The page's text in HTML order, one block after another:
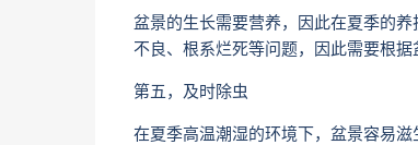
盆景的生长需要营养，因此在夏季的
不良、根系烂死等问题，因此需要根据
第五，及时除虫
在夏季高温潮湿的环境下，盆景容易